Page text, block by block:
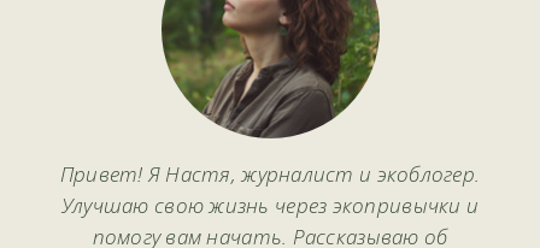
Привет! Я Настя, журналист и экоблогер.
Улучшаю свою жизнь через экопривычки и
помогу вам начать. Рассказываю об